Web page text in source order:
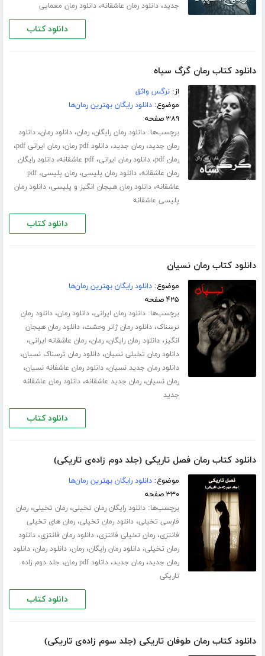
جدید،دانلود رمان عاشقانه،دانلود رمان معمایی
دانلود کتاب
دانلود کتاب رمان گرگ سیاه
از:نرگس واثق
موضوع:دانلود رایگان بهترین رمان‌ها
۳۸۹ صفحه
برچسب‌ها:دانلود رمان رایگان،رمان،دانلود رمان،دانلود
رمان جدید،رمان جدید،دانلود pdf رمان ،رمان ایرانی pdf ،
رمان pdf ،دانلود رمان ایرانی،pdf عاشقانه ،دانلود رایگان
رمان عاشقانه،دانلود رمان پلیسی،
رمان پلیسی، pdf
عاشقانه،دانلود رمان هیجان انگیز و پلیسی،دانلود رمان
پلیسی عاشقانه
دانلود کتاب
دانلود کتاب رمان نسیان
موضوع:دانلود رایگان بهترین رمان‌ها
۴۲۵ صفحه
برچسب‌ها:دانلود رمان ایرانی،دانلود رمان،دانلود رمان
ترسناک،دانلود رمان ژانر وحشت،دانلود رمان هیجان
انگیز،دانلود رمان رایگان،رمان،رمان عاشقانه ایرانی،
دانلود رمان تخیلی نسیان،دانلود رمان ترسناک نسیان،
دانلود رمان جدید نسیان،دانلود رمان عاشفانه نسیان،
رمان نسیان،رمان جدید عاشقانه،دانلود رمان عاشقانه
جدید
دانلود کتاب
دانلود کتاب رمان فصل تاریکی (جلد دوم زاده‌ی تاریکی)
موضوع:دانلود رایگان بهترین رمان‌ها
۳۳۰ صفحه
برچسب‌ها:دانلود رایگان رمان تخیلی،رمان تخیلی،رمان
فارسی تخیلی،دانلود رمان تخیلی،رمان های تخیلی
فانتزی،رمان تخیلی فانتزی،دانلود رمان فانتزی،دانلود
رمان تخیلی،دانلود رمان رایگان،رمان،دانلود رمان،دانلود
رمان جدید،رمان جدید،دانلود pdf رمان ، جلد دوم زاده
تاریکی
دانلود کتاب
دانلود کتاب رمان طوفان تاریکی (جلد سوم زاده‌ی تاریکی)